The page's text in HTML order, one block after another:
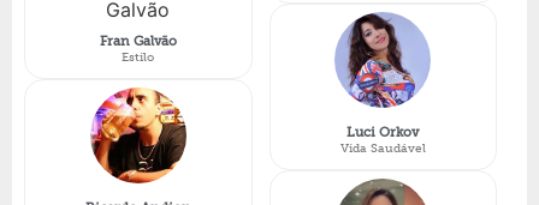
Fran Galvão
Estilo
Luci Orkov
Vida Saudável